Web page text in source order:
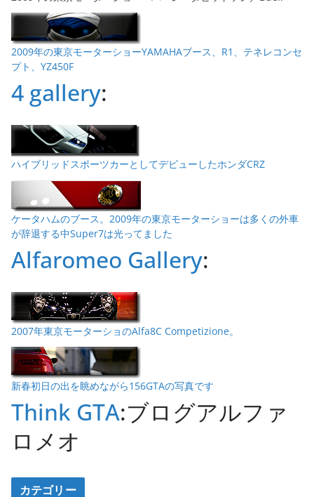
2009年の東京モーターショーYAMAHAブース、R1、テネレコンセ
プト、YZ450F
4 gallery:
ハイブリッドスポーツカーとしてデビューしたホンダCRZ
ケータハムのブース。2009年の東京モーターショーは多くの外車
が辞退する中Super7は光ってました
Alfaromeo Gallery:
2007年東京モーターショのAlfa8C Competizione。
新春初日の出を眺めながら156GTAの写真です
Think GTA:ブログアルファ
ロメオ
カテゴリー